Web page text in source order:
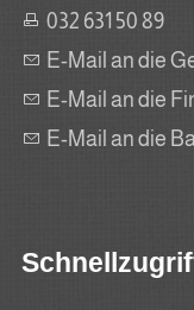
032 631 50 89
E-Mail an die
E-Mail an die
E-Mail an die